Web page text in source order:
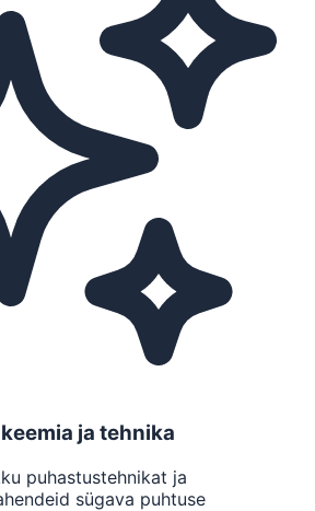
ja tehnika
puhastustehnikat ja
sügava puhtuse